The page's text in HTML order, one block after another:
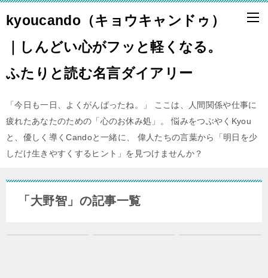
kyoucando（キョウキャンドゥ）
｜しんどい心がフッと軽くなる。
ふたりと読む名言ダイアリー
「今日も一日、よくがんばったね。」 ここは、人間関係や仕事に
疲れたあなたのための「心のお休み処」。 悩みをつぶやくKyou
と、優しく導くCandoと一緒に、 偉人たちの言葉から「明日を少
しだけ生きやすくするヒント」を見つけませんか？
「大野智」の記事一覧